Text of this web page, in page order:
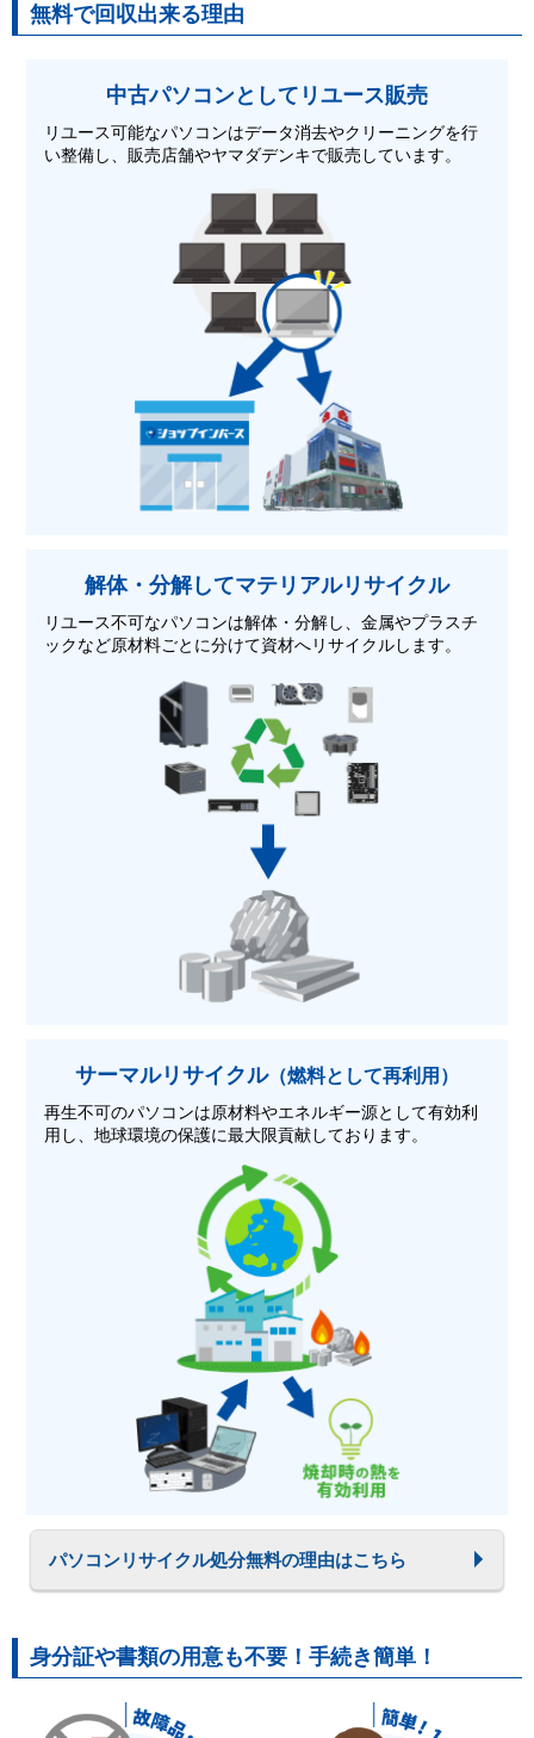
無料で回収出来る理由
中古パソコンとして リユース販売
リユース可能なパソコンはデータ消去やクリーニングを行
い整備し、販売店舗やヤマダデンキで販売しています。
解体・分解してマテリアルリサイクル
リユース不可なパソコンは解体・分解し、金属やプラスチ
ックなど原材料ごとに分けて資材へリサイクルします。
サーマルリサイクル（燃料として再利用）
再生不可のパソコンは原材料やエネルギー源として有効利
用し、地球環境の保護に最大限貢献しております。
パソコンリサイクル処分無料の理由はこちら
身分証や書類の用意も不要！手続き簡単！